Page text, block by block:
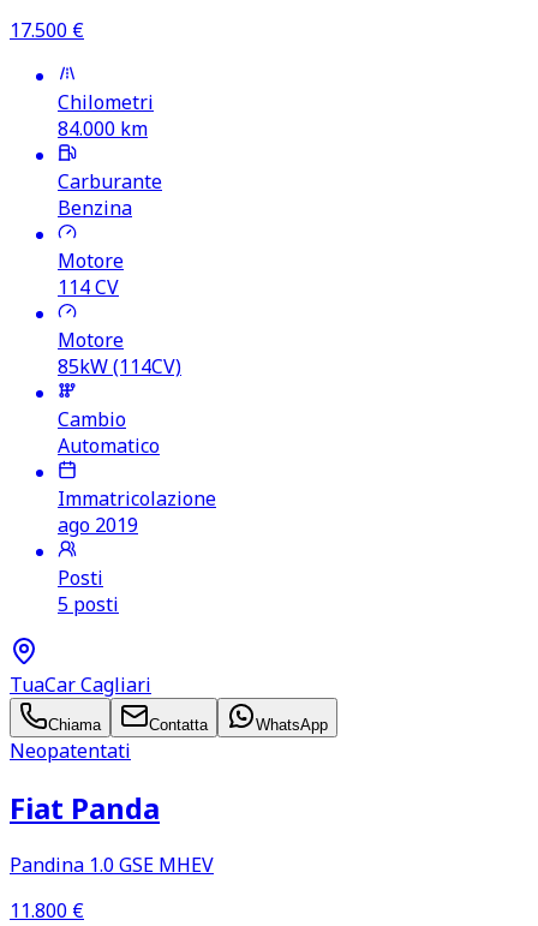
17.500 €
Chilometri
84.000 km
Carburante
Benzina
Motore
114CV
Motore
85kW (114CV)
Cambio
Automatico
Immatricolazione
ago 2019
Posti
5 posti
TuaCar Cagliari
Chiama Contatta WhatsApp
Neopatentati
Fiat Panda
Pandina 1.0 GSE MHEV
11.800 €